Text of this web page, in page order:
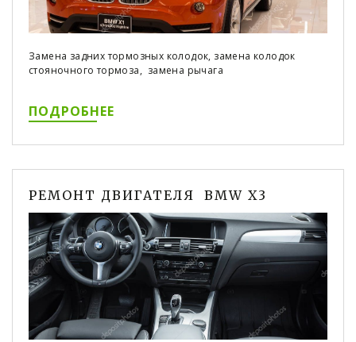
Замена задних тормозных колодок, замена колодок
стояночного тормоза, замена рычага
ПОДРОБНЕЕ
РЕМОНТ ДВИГАТЕЛЯ BMW X3